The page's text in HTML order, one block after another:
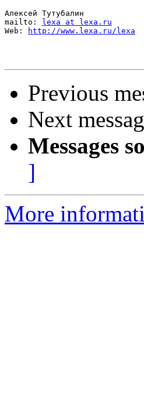
Алексей Тутубалин
mailto:
lexa at lexa.ru
Web:
http://www.lexa.ru/lexa
Previous
Next
Messages
]
More